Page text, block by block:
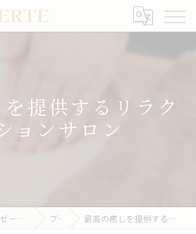
提供するリラク
ョンサロン
愛知県岡崎市のリラクゼーションならMUCHA SUERTE ブログ 最高の癒しを提供するリラクゼーションサロン